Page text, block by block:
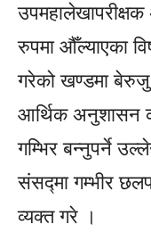
रुपमा औँल्याएका
गरेको खण्डमा
आर्थिक अनुशासन
गम्भिरबन्नुपर्ने
संसद्मागम्भीर
व्यक्त गरे ।